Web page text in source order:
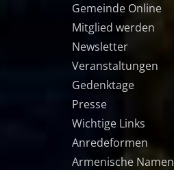
Gemeinde Online
Mitglied werden
Newsletter
Veranstaltungen
Gedenktage
Presse
Wichtige Links
Anredeformen
Armenische Namen